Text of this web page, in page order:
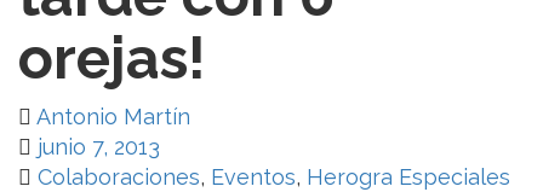
orejas!
Antonio Martín
junio 7, 2013
Colaboraciones, Eventos, Herogra Especiales